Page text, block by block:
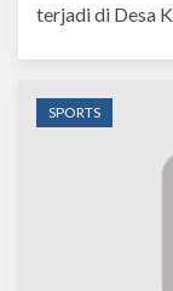
terjadi di Desa
SPORTS